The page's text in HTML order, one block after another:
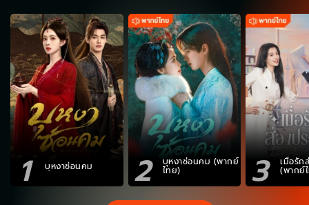
1 บุหงาซ่อนคม 2 บุหงาซ่อนคม (พากย์
ไทย) 3 เมื่อรัก
(พากย์